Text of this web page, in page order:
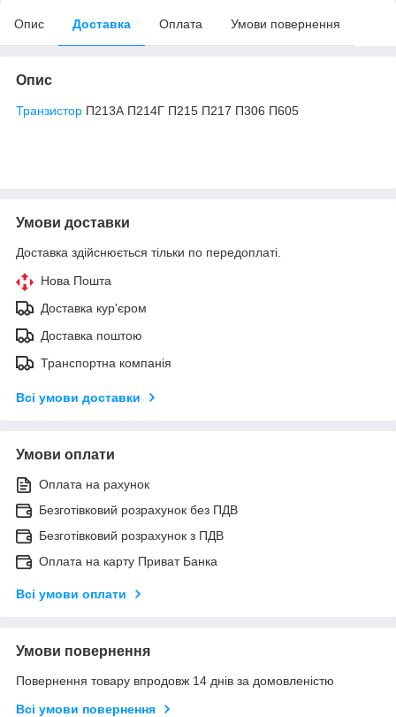
Опис Доставка Оплата Умови повернення
Опис
Транзистор П213А П214Г П215 П217 П306 П605
Умови доставки
Доставка здійснюється тільки по передоплаті.
Нова Пошта
Доставка кур'єром
Доставка поштою
Транспортна компанія
Всі умови доставки
Умови оплати
Оплата на рахунок
Безготівковий розрахунок без ПДВ
Безготівковий розрахунок з ПДВ
Оплата на карту Приват Банка
Всі умови оплати
Умови повернення
Повернення товару впродовж 14 днів за домовленістю
Всі умови повернення